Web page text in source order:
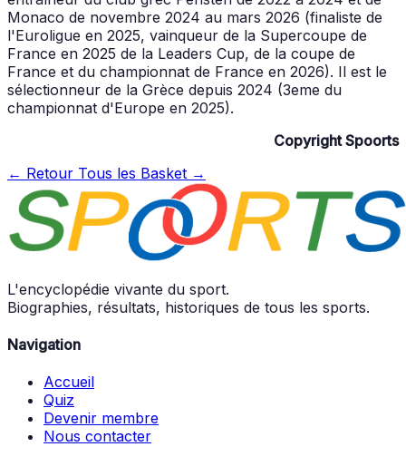
Monaco de novembre 2024 au mars 2026 (finaliste de
l'Euroligue en 2025, vainqueur de la Supercoupe de
France en 2025 de la Leaders Cup, de la coupe de
France et du championnat de France en 2026). Il est le
sélectionneur de la Grèce depuis 2024 (3eme du
championnat d'Europe en 2025).
Copyright Spoorts
← Retour Tous les Basket →
L'encyclopédie vivante du sport.
Biographies, résultats, historiques de tous les sports.
Navigation
Accueil
Quiz
Devenir membre
Nous contacter